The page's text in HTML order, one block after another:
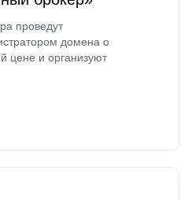
проведут
домена о
цене и организуют